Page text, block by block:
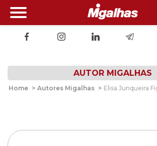
AUTOR MIGALHAS
Home > Autores Migalhas > Elisa Junqueira